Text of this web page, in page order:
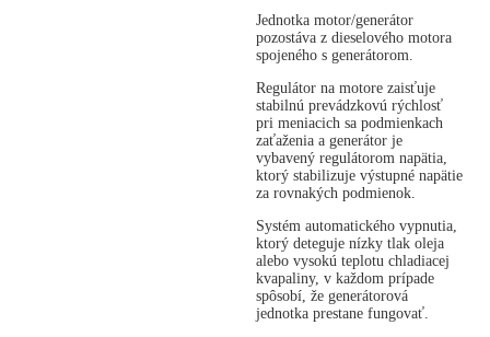
Jednotka motor/generátor
pozostáva z dieselového motora
spojeného s generátorom.
Regulátor na motore zaisťuje
stabilnú prevádzkovú rýchlosť
pri meniacich sa podmienkach
zaťaženia a generátor je
vybavený regulátorom napätia,
ktorý stabilizuje výstupné napätie
za rovnakých podmienok.
Systém automatického vypnutia,
ktorý deteguje nízky tlak oleja
alebo vysokú teplotu chladiacej
kvapaliny, v každom prípade
spôsobí, že generátorová
jednotka prestane fungovať.